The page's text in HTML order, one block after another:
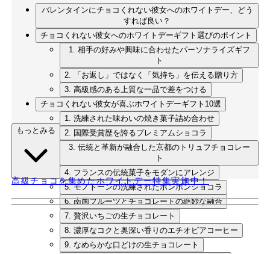
バレンタインにチョコくれない彼女へのホワイトデー、どう
すれば良い？
チョコくれない彼女へのホワイトデーギフト選びのポイント
1. 相手の好みや興味に合わせたパーソナライズギフ
ト
2. 「お返し」ではなく「気持ち」を伝える贈り方
3. 高級感のある上質な一品で差をつける
チョコくれない彼女が喜ぶホワイトデーギフト10選
1. 洗練された味わいの焼き菓子詰め合わせ
2. 国際受賞歴を誇るプレミアムショコラ
3. 伝統と革新が融合した京都のトリュフチョコレー
ト
4. フランスの伝統菓子をモダンにアレンジ
5. モノトーンの洗練されたボンボンショコラ
6. 南国フルーツとチョコレートの絶妙な融合
7. 贅沢いちごの生チョコレート
8. 濃厚なコクと奥深い香りのエチオピアコーヒー
9. なめらかな口どけの生チョコレート
もっとみる
高級チョコを集めたホワイトデー特集実施中！